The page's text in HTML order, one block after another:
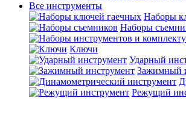
Все инструменты
Наборы
Наборы
Ключи
Ударный
Зажимный
Режущий